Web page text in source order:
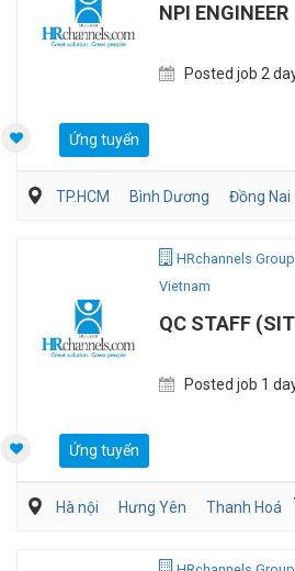
NPI ENGINEER
Posted job 2
Ứng tuyển
TP.HCM Bình Dương Đồng Nai
HRchannels
Vietnam
QC STAFF
Posted job 1
Ứng tuyển
Hà nội Hưng Yên Thanh Hoá